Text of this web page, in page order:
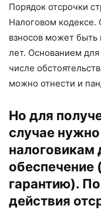
Порядок отсрочки
Налоговом кодексе.
взносов может быть
лет. Основанием
числе
можно отнести и
Но для
случае
налоговикам
обеспечение
гарантию).
действия